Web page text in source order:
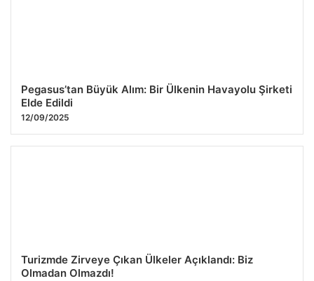
Pegasus’tan Büyük Alım: Bir Ülkenin Havayolu Şirketi
Elde Edildi
12/09/2025
Turizmde Zirveye Çıkan Ülkeler Açıklandı: Biz
Olmadan Olmazdı!